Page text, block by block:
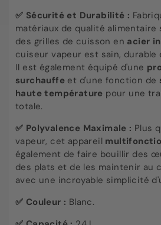
✅ Sécurité et Durabilité :
matériaux de qualité alimentaire
des grilles de cuisson en acier
cuiseur vapeur est sain, durable
Il est également équipé d'une
surchauffe et d'une fonction de
haute température pour une
totale.
✅ Polyvalence Maximale : Plus
vapeur, cet appareil
également de faire bouillir des
des plats et de les maintenir au
avec une incroyable simplicité
✅ Couleur : Blanc.